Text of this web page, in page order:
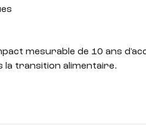
mesurable de 10 ans
la transition alimentaire.